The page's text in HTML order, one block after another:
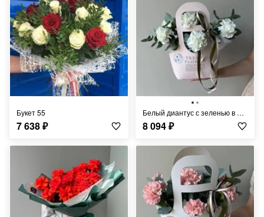
Букет 55
7 638₽
Белый диантус с зеленью в нежной сумочке FT290
8 094₽